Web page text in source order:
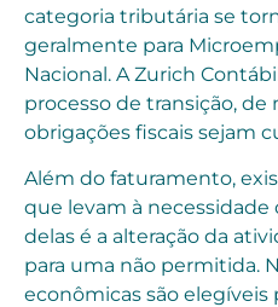
categoria tributária se
geralmente para
Nacional. A Zurich
processo de transição, de
obrigações fiscais sejam
Além do faturamento,
que levam à necessidade
delas é a alteração da
para uma não permitida.
econômicas são elegíveis